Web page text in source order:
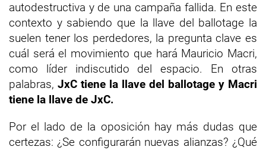
autodestructiva y de una campaña fallida. En este
contexto y sabiendo que la llave del ballotage la
suelen tener los perdedores, la pregunta clave es
cuál será el movimiento que hará Mauricio Macri,
como líder indiscutido del espacio. En otras
palabras, JxC tiene la llave del ballotage y Macri
tiene la llave de JxC.
Por el lado de la oposición hay más dudas que
certezas: ¿Se configurarán nuevas alianzas? ¿Qué